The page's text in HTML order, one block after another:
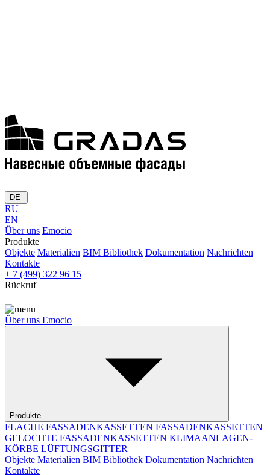
DE
RU
EN
Über uns Emocio
Produkte
Objekte Materialien BIM Bibliothek Dokumentation Nachrichten
Kontakte
+ 7 (499) 322 96 15
Rückruf
Über uns Emocio
Produkte
FLACHE FASSADENKASSETTEN FASSADENKASSETTEN
GELOCHTE FASSADENKASSETTEN KLIMAANLAGEN-
KÖRBE LÜFTUNGSGITTER
Objekte Materialien BIM Bibliothek Dokumentation Nachrichten
Kontakte